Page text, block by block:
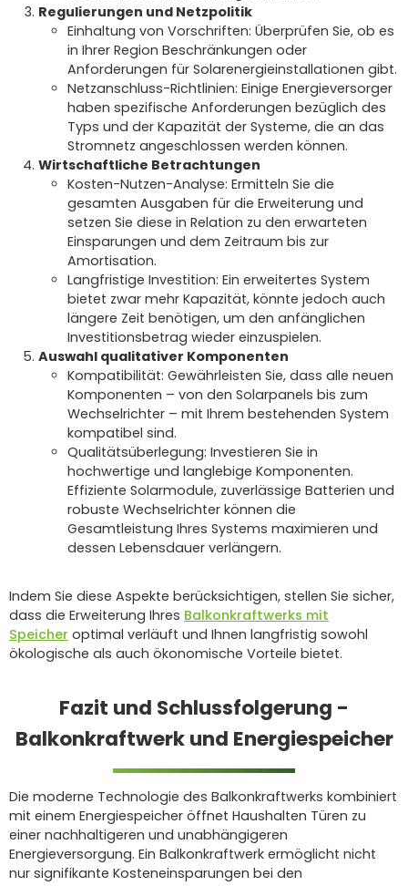
Regulierungen und Netzpolitik
Einhaltung von Vorschriften: Überprüfen Sie, ob es
in Ihrer Region Beschränkungen oder
Anforderungen für Solarenergieinstallationen gibt.
Netzanschluss-Richtlinien: Einige Energieversorger
haben spezifische Anforderungen bezüglich des
Typs und der Kapazität der Systeme, die an das
Stromnetz angeschlossen werden können.
Wirtschaftliche Betrachtungen
Kosten-Nutzen-Analyse: Ermitteln Sie die
gesamten Ausgaben für die Erweiterung und
setzen Sie diese in Relation zu den erwarteten
Einsparungen und dem Zeitraum bis zur
Amortisation.
Langfristige Investition: Ein erweitertes System
bietet zwar mehr Kapazität, könnte jedoch auch
längere Zeit benötigen, um den anfänglichen
Investitionsbetrag wieder einzuspielen.
Auswahl qualitativer Komponenten
Kompatibilität: Gewährleisten Sie, dass alle neuen
Komponenten – von den Solarpanels bis zum
Wechselrichter – mit Ihrem bestehenden System
kompatibel sind.
Qualitätsüberlegung: Investieren Sie in
hochwertige und langlebige Komponenten.
Effiziente Solarmodule, zuverlässige Batterien und
robuste Wechselrichter können die
Gesamtleistung Ihres Systems maximieren und
dessen Lebensdauer verlängern.
Indem Sie diese Aspekte berücksichtigen, stellen Sie sicher,
dass die Erweiterung Ihres Balkonkraftwerks mit
Speicher optimal verläuft und Ihnen langfristig sowohl
ökologische als auch ökonomische Vorteile bietet.
Fazit und Schlussfolgerung -
Balkonkraftwerk und Energiespeicher
Die moderne Technologie des Balkonkraftwerks kombiniert
mit einem Energiespeicher öffnet Haushalten Türen zu
einer nachhaltigeren und unabhängigeren
Energieversorgung. Ein Balkonkraftwerk ermöglicht nicht
nur signifikante Kosteneinsparungen bei den